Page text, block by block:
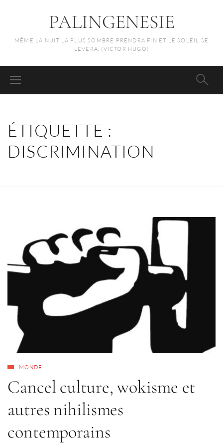
PALINGENESIE
MÊME LA NUIT LA PLUS SOMBRE PRENDRA FIN ET LE SOLEIL SE
LÈVERA. (VICTOR HUGO)
ÉTIQUETTE :
DISCRIMINATION
MONDE
Cancel culture, wokisme et
autres nihilismes
contemporains